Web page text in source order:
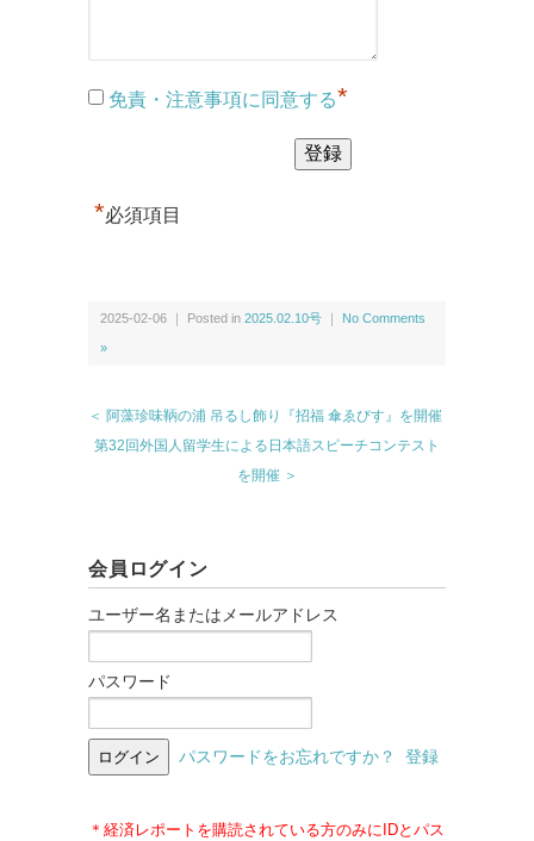
免責・注意事項に同意する*
*必須項目
2025-02-06 ｜ Posted in 2025.02.10号 No Comments
»
＜ 阿藻珍味鞆の浦 吊るし飾り『招福 傘ゑびす』を開催
第32回外国人留学生による日本語スピーチコンテスト
を開催 ＞
会員ログイン
ユーザー名またはメールアドレス
パスワード
パスワードをお忘れですか？ 登録
＊経済レポートを購読されている方のみにIDとパス